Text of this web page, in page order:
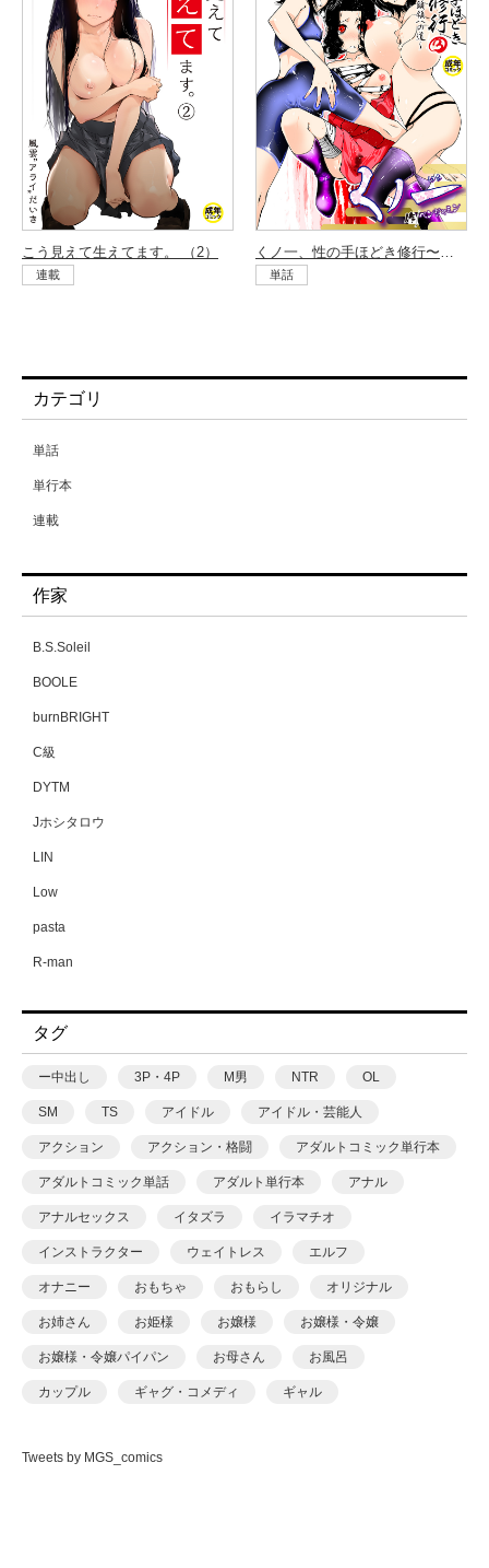
こう見えて生えてます。 （2）
連載 単話
カテゴリ
単話
単行本
連載
作家
B.S.Soleil
BOOLE
burnBRIGHT
C級
DYTM
Jホシタロウ
LIN
Low
pasta
R-man
tamuhi
あきら肇
ありしあ
タグ
ー中出し 3P・4P M男 NTR OL
SM TS アイドル アイドル・芸能人
アクション アクション・格闘 アダルトコミック単行本
アダルトコミック単話 アダルト単行本 アナル
アナルセックス イタズラ イラマチオ
インストラクター ウェイトレス エルフ
オナニー おもちゃ おもらし オリジナル
お姉さん お姫様 お嬢様 お嬢様・令嬢
お嬢様・令嬢パイパン お母さん お風呂
カップル ギャグ・コメディ ギャル
コスプレ ごっくん
Tweets by MGS_comics